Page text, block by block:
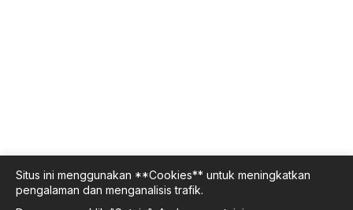
Situs ini menggunakan **Cookies** untuk meningkatkan
pengalaman dan menganalisis trafik.